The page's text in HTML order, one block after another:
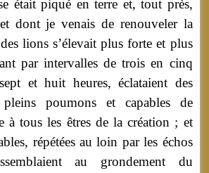
était piqué en terre et, tout près,
dont je venais de renouveler la
lions s’élevait plus forte et plus
par intervalles de trois en cinq
et huit heures, éclataient des
pleins poumons et capables de
à tous les êtres de la création ; et
répétées au loin par les échos
au grondement du